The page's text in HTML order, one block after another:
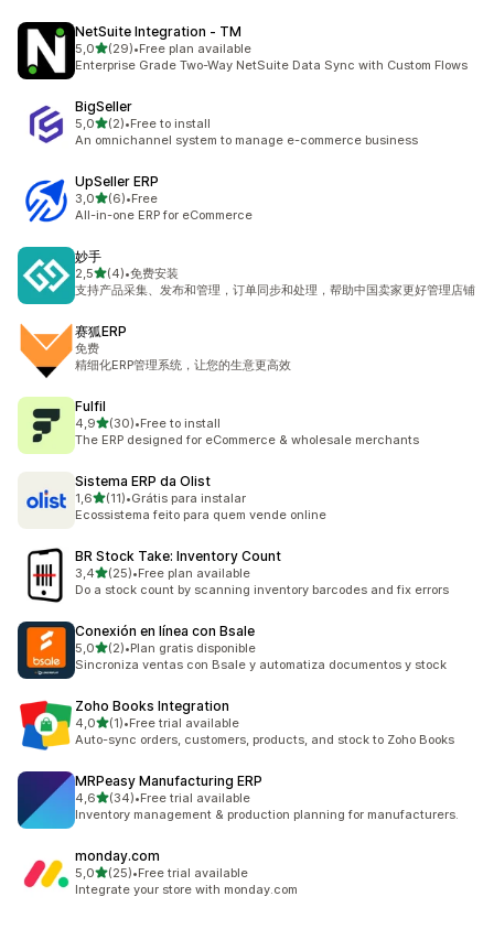
NetSuite Integration ‑ TM
5,0z 5 hvězd
(29)
Celkový počet recenzí: 29
•Free plan available
Enterprise Grade Two-Way NetSuite Data Sync with Custom Flows
BigSeller
5,0z 5 hvězd
(2)
Celkový počet recenzí: 2
•Free to install
An omnichannel system to manage e-commerce business
UpSeller ERP
3,0z 5 hvězd
(6)
Celkový počet recenzí: 6
•Free
All-in-one ERP for eCommerce
妙手
2,5z 5 hvězd
(4)
Celkový počet recenzí: 4
•免费安装
支持产品采集、发布和管理，订单同步和处理，帮助中国卖家更好管理店铺
赛狐ERP
免费
精细化ERP管理系统，让您的生意更高效
Fulfil
4,9z 5 hvězd
(30)
Celkový počet recenzí: 30
•Free to install
The ERP designed for eCommerce & wholesale merchants
Sistema ERP da Olist
1,6z 5 hvězd
(11)
Celkový počet recenzí: 11
•Grátis para instalar
Ecossistema feito para quem vende online
BR Stock Take: Inventory Count
3,4z 5 hvězd
(25)
Celkový počet recenzí: 25
•Free plan available
Do a stock count by scanning inventory barcodes and fix errors
Conexión en línea con Bsale
5,0z 5 hvězd
(2)
Celkový počet recenzí: 2
•Plan gratis disponible
Sincroniza ventas con Bsale y automatiza documentos y stock
Zoho Books Integration
4,0z 5 hvězd
(1)
Celkový počet recenzí: 1
•Free trial available
Auto-sync orders, customers, products, and stock to Zoho Books
MRPeasy Manufacturing ERP
4,6z 5 hvězd
(34)
Celkový počet recenzí: 34
•Free trial available
Inventory management & production planning for manufacturers.
monday.com
5,0z 5 hvězd
(25)
Celkový počet recenzí: 25
•Free trial available
Integrate your store with monday.com